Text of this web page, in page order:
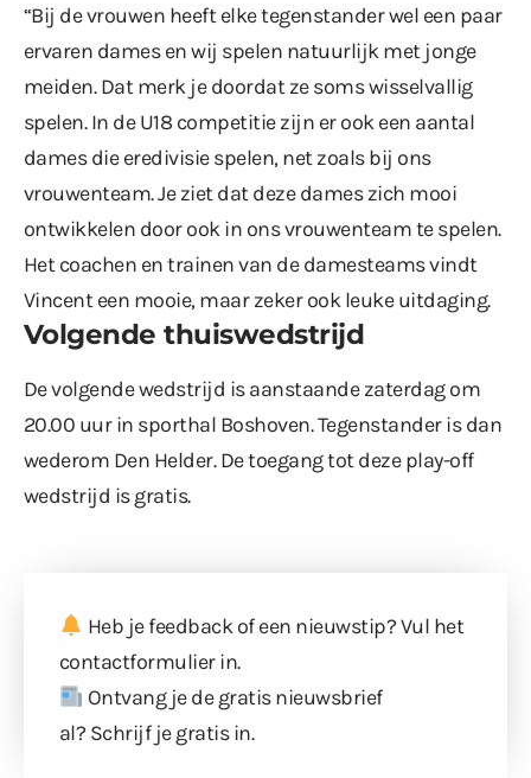
“Bij de vrouwen heeft elke tegenstander wel een paar
ervaren dames en wij spelen natuurlijk met jonge
meiden. Dat merk je doordat ze soms wisselvallig
spelen. In de U18 competitie zijn er ook een aantal
dames die eredivisie spelen, net zoals bij ons
vrouwenteam. Je ziet dat deze dames zich mooi
ontwikkelen door ook in ons vrouwenteam te spelen.
Het coachen en trainen van de damesteams vindt
Vincent een mooie, maar zeker ook leuke uitdaging.
Volgende thuiswedstrijd
De volgende wedstrijd is aanstaande zaterdag om
20.00 uur in sporthal Boshoven. Tegenstander is dan
wederom Den Helder. De toegang tot deze play-off
wedstrijd is gratis.
Heb je feedback of een nieuwstip? Vul het
contactformulierin.
Ontvang je de gratis nieuwsbrief
al? Schrijf je gratis in.